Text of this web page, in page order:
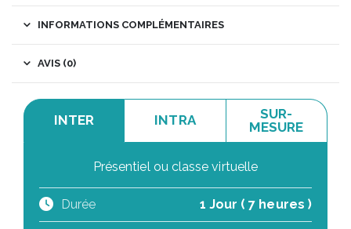
INFORMATIONS COMPLÉMENTAIRES
AVIS (0)
INTER INTRA
SUR-
MESURE
Présentiel ou classe virtuelle
Durée 1 Jour ( 7 heures )